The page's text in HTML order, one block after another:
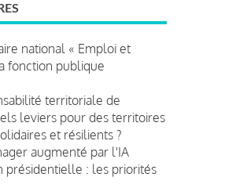
national « Emploi et
fonction publique
territoriale de
leviers pour des territoires
et résilients ?
augmenté par l'IA
présidentielle : les priorités